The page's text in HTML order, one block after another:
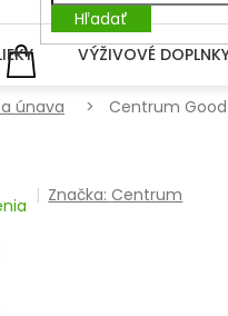
Hľadať
NÁKUPNÝ
KOŠÍK
VÝŽIVOVÉ
únava Centrum
Značka:Centrum